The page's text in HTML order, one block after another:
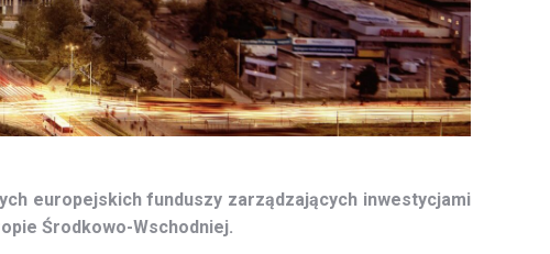
europejskich funduszy zarządzających inwestycjami
Środkowo-Wschodniej.